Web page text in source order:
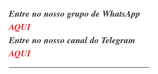
Entre no nosso grupo de WhatsApp
AQUI
Entre no nosso canal do Telegram
AQUI